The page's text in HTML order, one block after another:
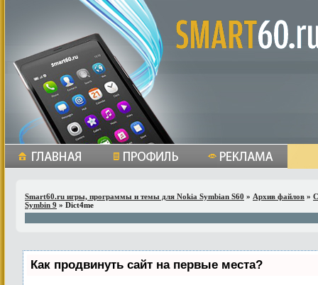
Smart60.ru игры, программы и темы для Nokia Symbian S60 » Архив файлов »
Symbin 9 » Dict4me
Как продвинуть сайт на первые места?